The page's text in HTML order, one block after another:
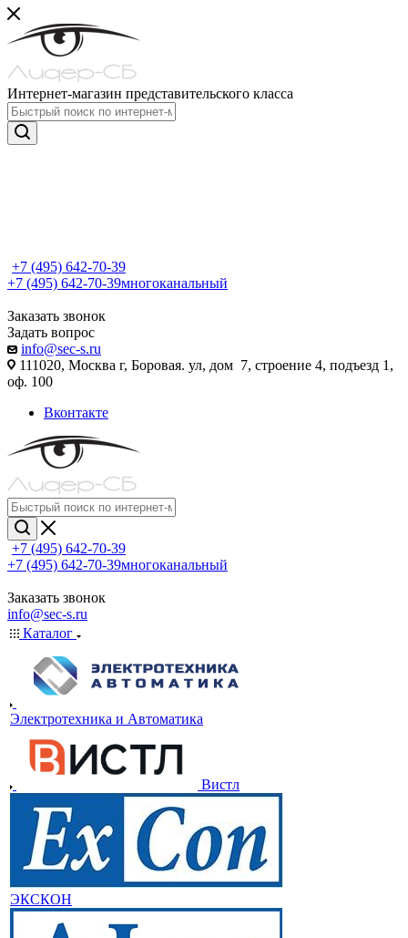
Интернет-магазин представительского класса
+7 (495) 642-70-39
+7 (495) 642-70-39многоканальный
Заказать звонок
Задать вопрос
info@sec-s.ru
111020, Москва г, Боровая. ул, дом 7, строение 4, подъезд 1,
оф. 100
Вконтакте
+7 (495) 642-70-39
+7 (495) 642-70-39многоканальный
Заказать звонок
info@sec-s.ru
Каталог
Электротехника и Автоматика
Вистл
ЭКСКОН